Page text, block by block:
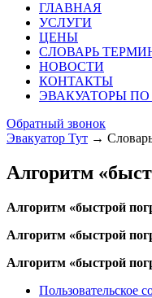
ГЛАВНАЯ
УСЛУГИ
ЦЕНЫ
СЛОВАРЬ
НОВОСТИ
КОНТАКТЫ
ЭВАКУАТОРЫ
Обратный звонок
Эвакуатор Тут →
Алгоритм
Алгоритм «быстрой
Алгоритм «быстрой
Алгоритм «быстрой
Пользовательское